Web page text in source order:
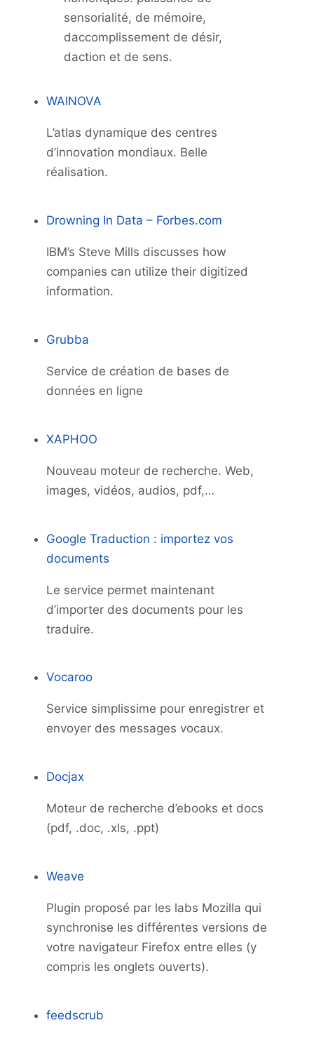
sensorialité, de mémoire,
daccomplissement de désir,
daction et de sens.
WAINOVA
L’atlas dynamique des centres
d’innovation mondiaux. Belle
réalisation.
Drowning In Data – Forbes.com
IBM’s Steve Mills discusses how
companies can utilize their digitized
information.
Grubba
Service de création de bases de
données en ligne
XAPHOO
Nouveau moteur de recherche. Web,
images, vidéos, audios, pdf,…
Google Traduction : importez vos
documents
Le service permet maintenant
d’importer des documents pour les
traduire.
Vocaroo
Service simplissime pour enregistrer et
envoyer des messages vocaux.
Docjax
Moteur de recherche d’ebooks et docs
(pdf, .doc, .xls, .ppt)
Weave
Plugin proposé par les labs Mozilla qui
synchronise les différentes versions de
votre navigateur Firefox entre elles (y
compris les onglets ouverts).
feedscrub